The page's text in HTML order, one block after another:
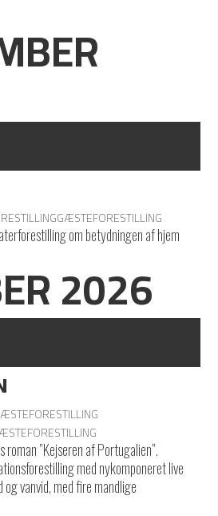
GÆSTEFORESTILLING
om betydningen af hjem
2026
”Kejseren af Portugalien”.
med nykomponeret live
vanvid, med fire mandlige